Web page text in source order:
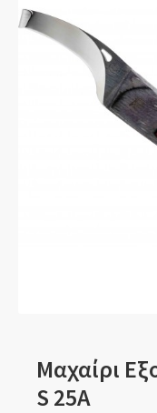
Μαχαίρι
S 25A